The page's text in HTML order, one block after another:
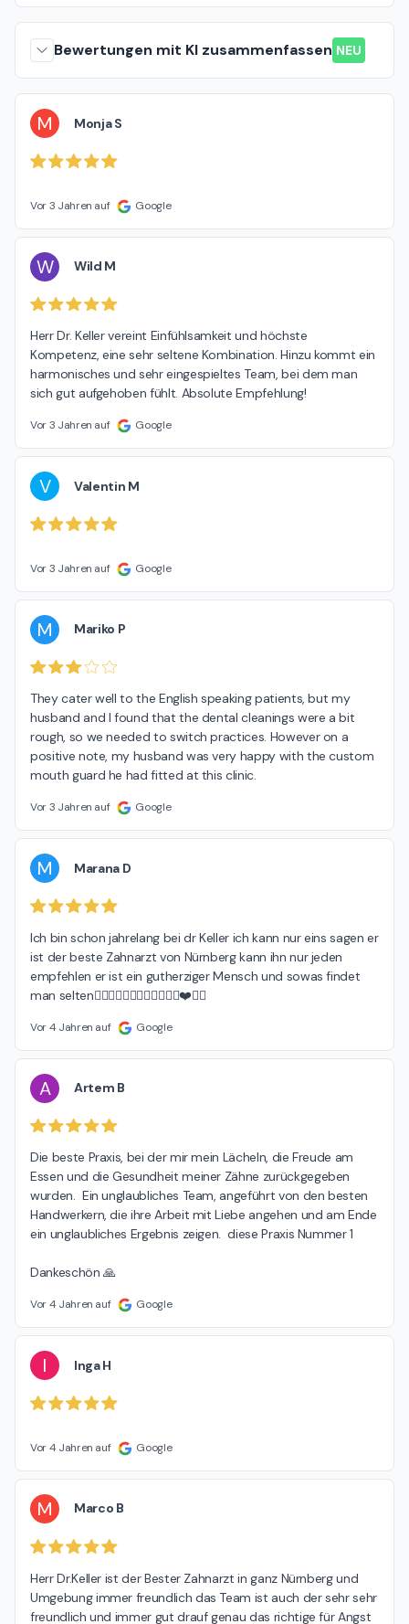
Bewertungen mit KI zusammenfassen NEU
M Monja S
Vor 3 Jahren auf Google
W Wild M
Herr Dr. Keller vereint Einfühlsamkeit und höchste
Kompetenz, eine sehr seltene Kombination. Hinzu kommt ein
harmonisches und sehr eingespieltes Team, bei dem man
sich gut aufgehoben fühlt. Absolute Empfehlung!
Vor 3 Jahren auf Google
V Valentin M
Vor 3 Jahren auf Google
M Mariko P
They cater well to the English speaking patients, but my
husband and I found that the dental cleanings were a bit
rough, so we needed to switch practices. However on a
positive note, my husband was very happy with the custom
mouth guard he had fitted at this clinic.
Vor 3 Jahren auf Google
M Marana D
Ich bin schon jahrelang bei dr Keller ich kann nur eins sagen er
ist der beste Zahnarzt von Nürnberg kann ihn nur jeden
empfehlen er ist ein gutherziger Mensch und sowas findet
man selten👌🏽👌🏽👌🏽👌🏽👌🏽👌🏽❤️✌🏾
Vor 4 Jahren auf Google
A Artem B
Die beste Praxis, bei der mir mein Lächeln, die Freude am
Essen und die Gesundheit meiner Zähne zurückgegeben
wurden.  Ein unglaubliches Team, angeführt von den besten
Handwerkern, die ihre Arbeit mit Liebe angehen und am Ende
ein unglaubliches Ergebnis zeigen.  diese Praxis Nummer 1
Dankeschön 🙏
Vor 4 Jahren auf Google
I Inga H
Vor 4 Jahren auf Google
M Marco B
Herr Dr.Keller ist der Bester Zahnarzt in ganz Nürnberg und
Umgebung immer freundlich das Team ist auch der sehr sehr
freundlich und immer gut drauf genau das richtige für Angst